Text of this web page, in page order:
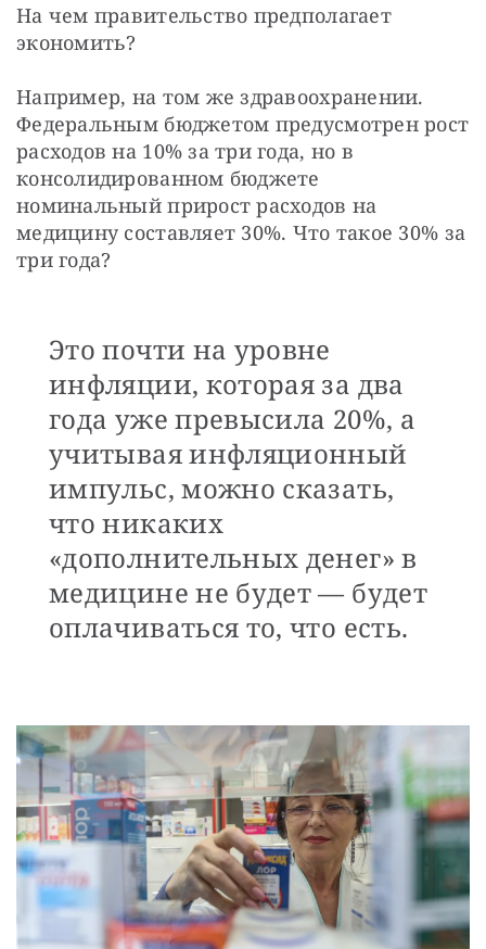
На чем правительство предполагает
экономить?
Например, на том же здравоохранении.
Федеральным бюджетом предусмотрен рост
расходов на 10% за три года, но в
консолидированном бюджете
номинальный прирост расходов на
медицину составляет 30%. Что такое 30% за
три года?
Это почти на уровне
инфляции, которая за два
года уже превысила 20%, а
учитывая инфляционный
импульс, можно сказать,
что никаких
«дополнительных денег» в
медицине не будет — будет
оплачиваться то, что есть.